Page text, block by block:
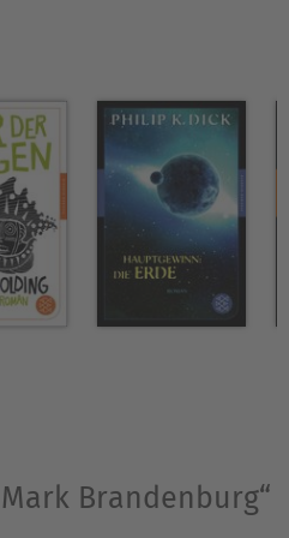
Schriftsteller und
»Wanderungen durch die
und
In seinem 60.
Sturm« (1878) folgten
die beiden
starb am 20. September
Brandenburg“